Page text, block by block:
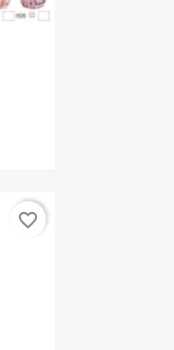
favorite_border